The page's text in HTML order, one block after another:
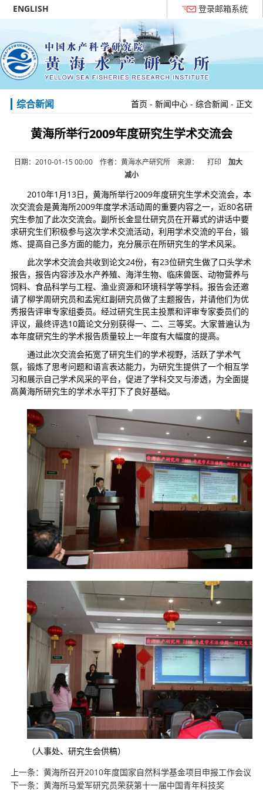
ENGLISH 登录邮箱系统
综合新闻 首页 -新闻中心 -综合新闻 - 正文
黄海所举行2009年度研究生学术交流会
日期：2010-01-15 00:00 作者：黄海水产研究所 来源： 打印
加大
减小
2010年1月13日，黄海所举行2009年度研究生学术交流会，本
次交流会是黄海所2009年度学术活动周的重要内容之一，近80名研
究生参加了此次交流会。副所长金显仕研究员在开幕式的讲话中要
求研究生们积极参与这次学术交流活动，利用学术交流的平台，锻
炼、提高自己多方面的能力，充分展示在所研究生的学术风采。
此次学术交流会共收到论文24份，有23位研究生做了口头学术
报告，报告内容涉及水产养殖、海洋生物、临床兽医、动物营养与
饲料、食品科学与工程、渔业资源和环境科学等学科。报告会还邀
请了柳学周研究员和孟宪红副研究员做了主题报告，并请他们为优
秀报告评审专家组委员。经过研究生民主投票和评审专家委员们的
评议，最终评选10篇论文分别获得一、二、三等奖。大家普遍认为
本年度研究生的学术报告质量较上一年度有大幅度的提高。
通过此次交流会拓宽了研究生们的学术视野，活跃了学术气
氛，锻炼了思考问题和语言表达能力，为研究生提供了一个相互学
习和展示自己学术风采的平台，促进了学科交叉与渗透，为全面提
高黄海所研究生的学术水平打下了良好基础。
（人事处、研究生会供稿）
上一条： 黄海所召开2010年度国家自然科学基金项目申报工作会议
下一条： 黄海所马爱军研究员荣获第十一届中国青年科技奖